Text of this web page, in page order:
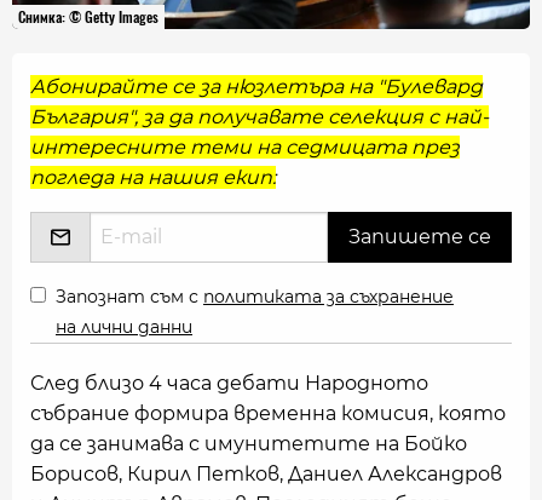
Снимка: © Getty Images
Абонирайте се за нюзлетъра на "Булевард
България", за да получавате селекция с най-
интересните теми на седмицата през
погледа на нашия екип:
Запознат съм с политиката за съхранение
на лични данни
След близо 4 часа дебати Народното
събрание формира временна комисия, която
да се занимава с имунитетите на Бойко
Борисов, Кирил Петков, Даниел Александров